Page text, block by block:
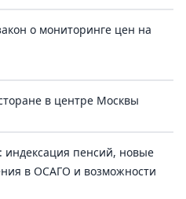
о мониторинге цен на
в центре Москвы
индексация пенсий, новые
в ОСАГО и возможности